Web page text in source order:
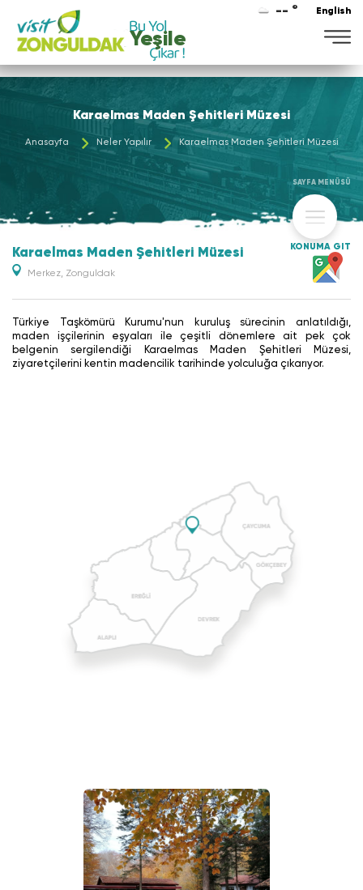
-- ° English
Karaelmas Maden Şehitleri Müzesi
Anasayfa Neler Yapılır Karaelmas Maden Şehitleri Müzesi
SAYFA MENÜSÜ
Karaelmas Maden Şehitleri Müzesi
Merkez, Zonguldak
KONUMA GİT
Türkiye Taşkömürü Kurumu'nun kuruluş sürecinin anlatıldığı,
maden işçilerinin eşyaları ile çeşitli dönemlere ait pek çok
belgenin sergilendiği Karaelmas Maden Şehitleri Müzesi,
ziyaretçilerini kentin madencilik tarihinde yolculuğa çıkarıyor.